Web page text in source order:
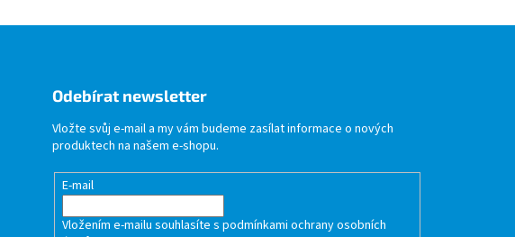
Odebírat newsletter
Vložte svůj e-mail a my vám budeme zasílat informace o nových
produktech na našem e-shopu.
E-mail
Vložením e-mailu souhlasíte spodmínkami ochrany osobních